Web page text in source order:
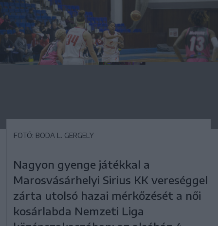
FOTÓ: BODA L. GERGELY
Nagyon gyenge játékkal a
Marosvásárhelyi Sirius KK vereséggel
zárta utolsó hazai mérkőzését a női
kosárlabda Nemzeti Liga